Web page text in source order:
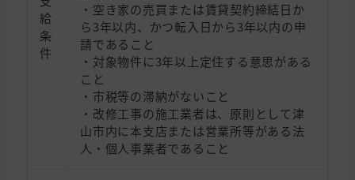
給
条
件
・空き家の売買または賃貸契約締結日か
ら3年以内、かつ転入日から3年以内の申
請であること
・対象物件に3年以上定住する意思がある
こと
・市税等の滞納がないこと
・改修工事の施工業者は、原則として津
山市内に本支店または営業所等がある法
人・個人事業者であること